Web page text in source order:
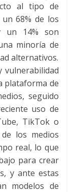
al tipo de
68% de los
un 14% son
minoría de
alternativos.
vulnerabilidad
plataforma de
seguido
uso de
TikTok o
los medios
real, lo que
para crear
y ante estas
modelos de